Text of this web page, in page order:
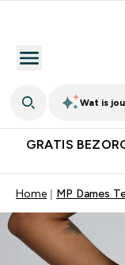
Wat is
GRATIS
Home MP Dames